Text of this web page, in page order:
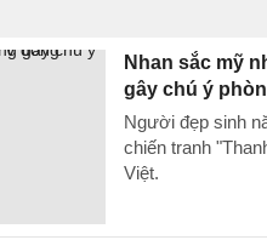
Nhan sắc mỹ
gây chú ý
Người đẹp sinh
chiến tranh
Việt.